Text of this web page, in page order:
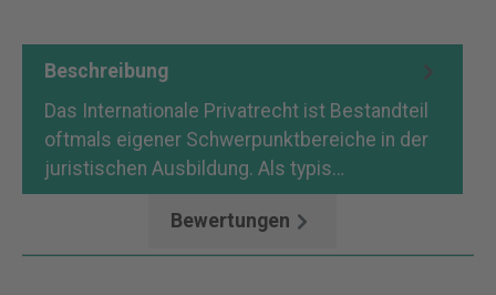
Beschreibung
Das Internationale Privatrecht ist Bestandteil
oftmals eigener Schwerpunktbereiche in der
juristischen Ausbildung. Als typis…
Bewertungen